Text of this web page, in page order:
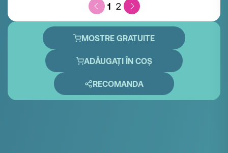
1 2
MOSTRE GRATUITE
ADĂUGAȚI ÎN COȘ
RECOMANDA